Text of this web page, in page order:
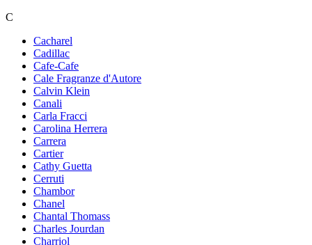
C
Cacharel
Cadillac
Cafe-Cafe
Cale Fragranze d'Autore
Calvin Klein
Canali
Carla Fracci
Carolina Herrera
Carrera
Cartier
Cathy Guetta
Cerruti
Chambor
Chanel
Chantal Thomass
Charles Jourdan
Charriol